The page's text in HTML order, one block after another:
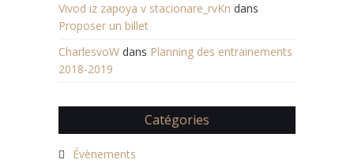
Vivod iz zapoya v stacionare_rvKn dans
Proposer un billet
CharlesvoW dans Planning des entrainements
2018-2019
Catégories
Évènements